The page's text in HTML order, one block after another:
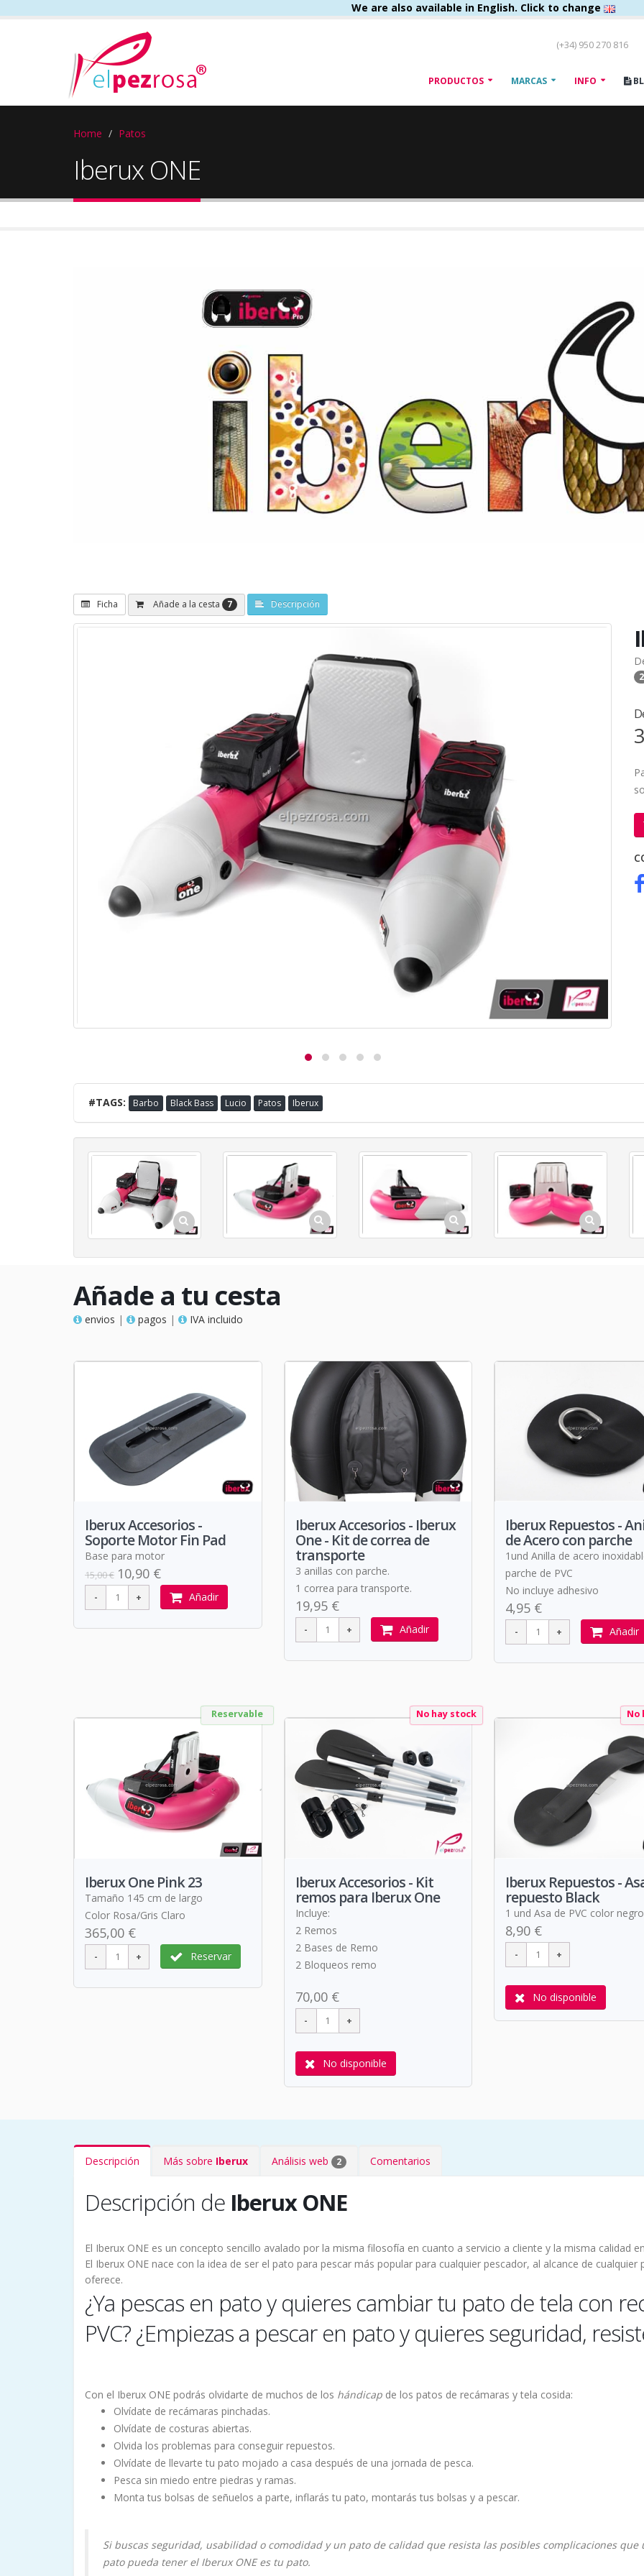
We are also available in English. Click to change
(+34) 950 270 816
PRODUCTOS MARCAS INFO
Home Patos
Iberux ONE
Ficha Añade a la cesta 7 Descripción
2
#TAGS: Barbo Black Bass Lucio Patos Iberux
Añade a tu cesta
envios | pagos | IVA incluido
Iberux Accesorios -
Soporte Motor Fin Pad
Base para motor
15,00 € 10,90 €
Añadir
Iberux Accesorios - Iberux
One - Kit de correa de
transporte
3 anillas con parche.
1 correa para transporte.
19,95 €
Añadir
Iberux Repuestos -
de Acero con parche
1und Anilla de acero
parche de PVC
No incluye adhesivo
4,95 €
Añadir
Reservable
Iberux One Pink 23
Tamaño 145 cm de largo
Color Rosa/Gris Claro
365,00 €
Reservar
No hay stock
Iberux Accesorios - Kit
remos para Iberux One
Incluye:
2 Remos
2 Bases de Remo
2 Bloqueos remo
70,00 €
No disponible
No
Iberux Repuestos -
repuesto Black
1 und Asa de PVC color negro
8,90 €
No disponible
Descripción Más sobre Iberux Análisis web 2 Comentarios
Descripción de Iberux ONE
El Iberux ONE es un concepto sencillo avalado por la misma filosofía en cuanto a servicio a cliente y la misma calidad
El Iberux ONE nace con la idea de ser el pato para pescar más popular para cualquier pescador, al alcance de
oferece.
¿Ya pescas en pato y quieres cambiar tu pato de tela con
PVC? ¿Empiezas a pescar en pato y quieres seguridad,
Con el Iberux ONE podrás olvidarte de muchos de los hándicap de los patos de recámaras y tela cosida:
Olvídate de recámaras pinchadas.
Olvídate de costuras abiertas.
Olvida los problemas para conseguir repuestos.
Olvídate de llevarte tu pato mojado a casa después de una jornada de pesca.
Pesca sin miedo entre piedras y ramas.
Monta tus bolsas de señuelos a parte, inflarás tu pato, montarás tus bolsas y a pescar.
Si buscas seguridad, usabilidad o comodidad y un pato de calidad que resista las posibles complicaciones
pato pueda tener el Iberux ONE es tu pato.